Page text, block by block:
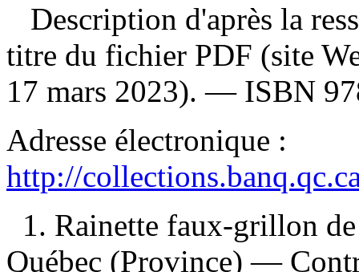
Description d'après la
titre du fichier PDF (site
17 mars 2023). — ISBN
Adresse électronique :
http://
1. Rainette faux-grillon
Québec (Province) —